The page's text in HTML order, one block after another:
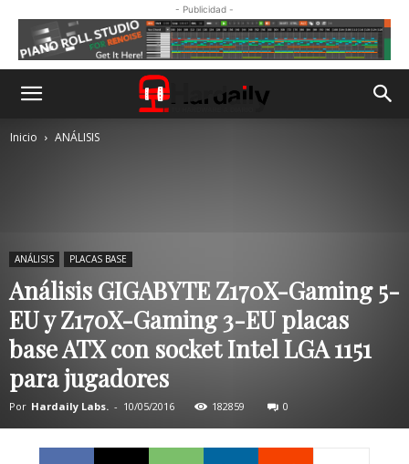
- Publicidad -
Inicio ANÁLISIS
ANÁLISIS PLACAS BASE
Análisis GIGABYTE Z170X-Gaming 5-
EU y Z170X-Gaming 3-EU placas
base ATX con socket Intel LGA 1151
para jugadores
Por Hardaily Labs. - 10/05/2016 182859 0